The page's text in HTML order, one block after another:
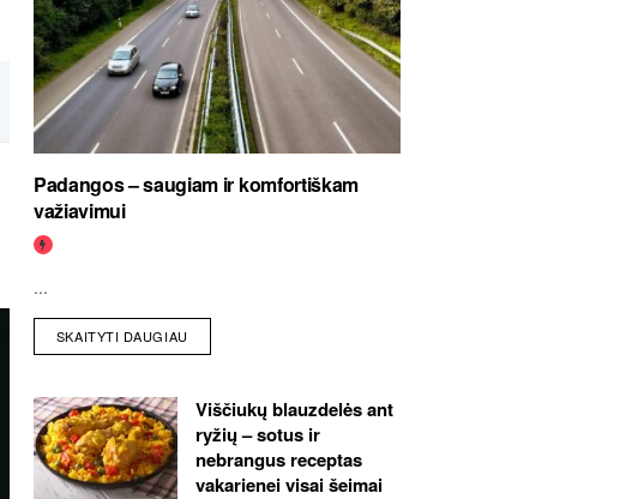
Padangos – saugiam ir komfortiškam
važiavimui
...
SKAITYTI DAUGIAU
Viščiukų blauzdelės ant
ryžių – sotus ir
nebrangus receptas
vakarienei visai šeimai